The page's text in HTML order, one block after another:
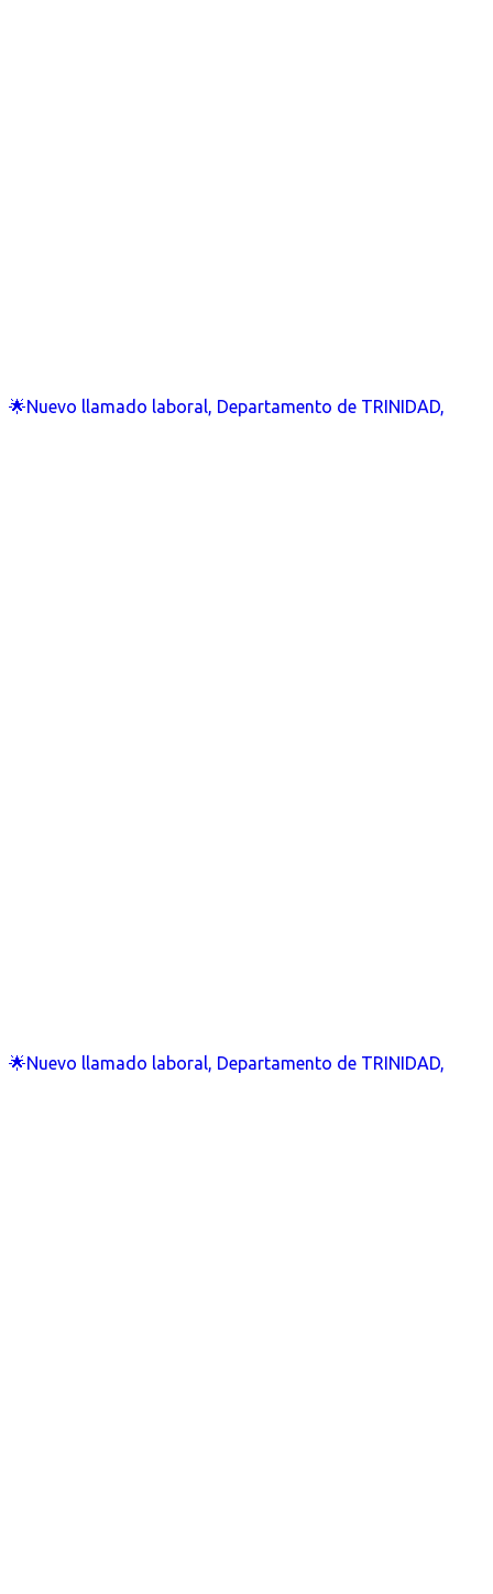
🌟Nuevo llamado laboral, Departamento de TRINIDAD,
🌟Nuevo llamado laboral, Departamento de TRINIDAD,